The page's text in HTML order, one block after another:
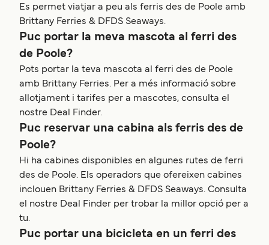
Es permet viatjar a peu als ferris des de Poole amb
Brittany Ferries & DFDS Seaways.
Puc portar la meva mascota al ferri des
de Poole?
Pots portar la teva mascota al ferri des de Poole
amb Brittany Ferries. Per a més informació sobre
allotjament i tarifes per a mascotes, consulta el
nostre Deal Finder.
Puc reservar una cabina als ferris des de
Poole?
Hi ha cabines disponibles en algunes rutes de ferri
des de Poole. Els operadors que ofereixen cabines
inclouen Brittany Ferries & DFDS Seaways. Consulta
el nostre Deal Finder per trobar la millor opció per a
tu.
Puc portar una bicicleta en un ferri des